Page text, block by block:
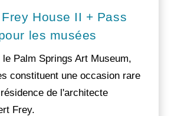
House II + Pass
les musées
Palm Springs Art Museum,
constituent une occasion rare
de l'architecte
Frey.